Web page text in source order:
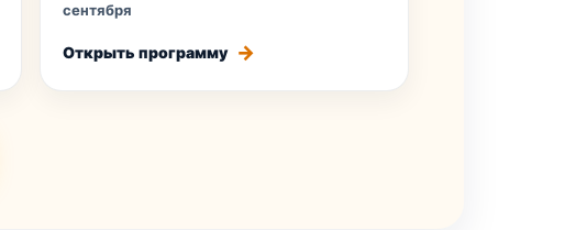
сентября
Открыть программу